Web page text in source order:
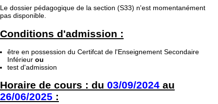
Le dossier pédagogique de la section (S33) n'est momentanément
pas disponible.
Conditions d'admission :
être en possession du Certifcat de l'Enseignement Secondaire
Inférieur ou
test d'admission
Horaire de cours : du 03/09/2024 au
26/06/2025 :